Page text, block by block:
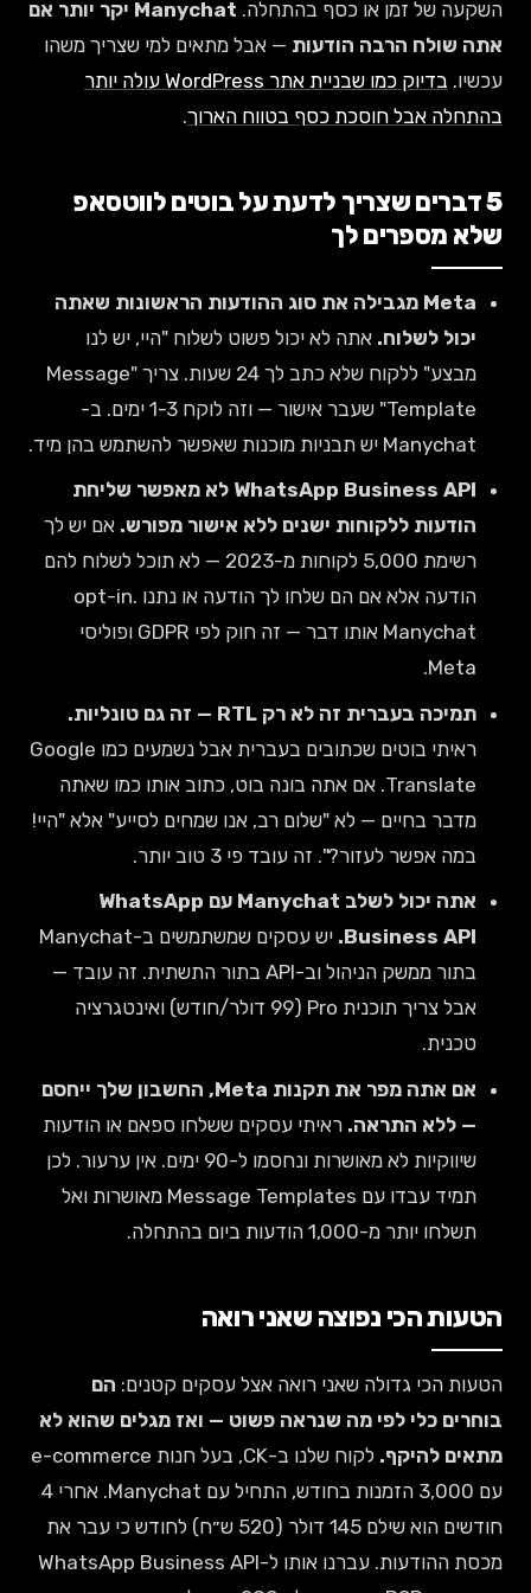
השקעה של זמן או כסף בהתחלה.
Manychat יקר יותר אם
אתה שולח הרבה הודעות— אבל מתאים למי שצריך משהו
עכשיו.
בדיוק כמו שבניית אתר WordPress עולה יותר
בהתחלה אבל חוסכת כסף בטווח הארוך.
5 דברים שצריך לדעת על בוטים לווטסאפ
שלא מספרים לך
Meta מגבילה את סוג ההודעות הראשונות שאתה
יכול לשלוח.אתה לא יכול פשוט לשלוח "היי, יש לנו
מבצע" ללקוח שלא כתב לך 24 שעות. צריך "Message
Template" שעבר אישור — וזה לוקח 1-3 ימים. ב-
Manychat יש תבניות מוכנות שאפשר להשתמש בהן מיד.
WhatsApp Business API לא מאפשר שליחת
הודעות ללקוחות ישנים ללא אישור מפורש.אם יש לך
רשימת 5,000 לקוחות מ-2023 — לא תוכל לשלוח להם
הודעה אלא אם הם שלחו לך הודעה או נתנו opt-in.
Manychat אותו דבר — זה חוק לפי GDPR ופוליסי
Meta.
תמיכה בעברית זה לא רק RTL — זה גם טונליות.
ראיתי בוטים שכתובים בעברית אבל נשמעים כמו Google
Translate. אם אתה בונה בוט, כתוב אותו כמו שאתה
מדבר בחיים — לא "שלום רב, אנו שמחים לסייע" אלא "היי!
במה אפשר לעזור?". זה עובד פי 3 טוב יותר.
אתה יכול לשלב Manychat עם WhatsApp
Business API.
יש עסקים שמשתמשים ב-Manychat
בתור ממשק הניהול וב-API בתור התשתית. זה עובד —
אבל צריך תוכנית Pro (99 דולר/חודש) ואינטגרציה
טכנית.
אם אתה מפר את תקנות Meta, החשבון שלך ייחסם
— ללא התראה.ראיתי עסקים ששלחו ספאם או הודעות
שיווקיות לא מאושרות ונחסמו ל-90 ימים. אין ערעור. לכן
תמיד עבדו עם Message Templates מאושרות ואל
תשלחו יותר מ-1,000 הודעות ביום בהתחלה.
הטעות הכי נפוצה שאני רואה
הטעות הכי גדולה שאני רואה אצל עסקים קטנים:הם
בוחרים כלי לפי מה שנראה פשוט — ואז מגלים שהוא לא
מתאים להיקף.
לקוח שלנו ב-CK, בעל חנות e-commerce
עם 3,000 הזמנות בחודש, התחיל עם Manychat. אחרי 4
חודשים הוא שילם 145 דולר (520 ש״ח) לחודש כי עבר את
מכסת ההודעות. עברנו אותו ל-WhatsApp Business API